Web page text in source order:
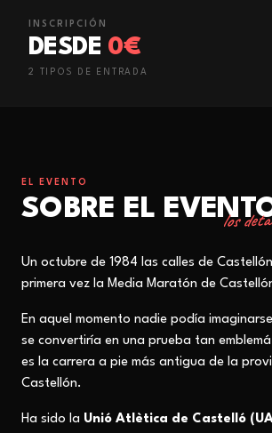
INSCRIPCIÓN
DESDE 0€
2 TIPO S DE ENTRADA
EL EVENTO
SOBRE EL los
Un octubre de 1984 las calles de
primera vez la Media Maratón de
En aquel momento nadie podía
se convertiría en una prueba tan
es la carrera a pie más antigua de la
Castellón.
Ha sido la Unió Atlètica de Castelló